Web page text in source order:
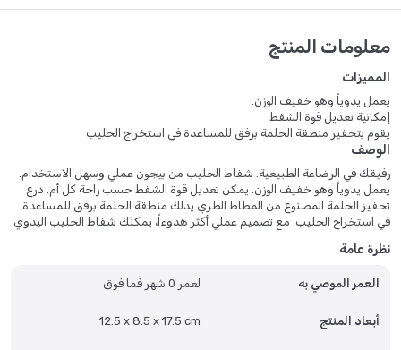
معلومات المنتج
المميزات
يعمل يدوياً وهو خفيف الوزن.
إمكانية تعديل قوة الشفط
يقوم بتحفيز منطقة الحلمة برفق للمساعدة في استخراج الحليب
الوصف
رفيقك في الرضاعة الطبيعية. شفاط الحليب من بيجون عملي وسهل الاستخدام.
يعمل يدوياً وهو خفيف الوزن. يمكن تعديل قوة الشفط حسب راحة كل أم. درع
تحفيز الحلمة المصنوع من المطاط الطري يدلك منطقة الحلمة برفق للمساعدة
في استخراج الحليب. مع تصميم عملي أكثر هدوءاً، يمكنّك شفاط الحليب اليدوي
وخالي من BPA.
نظرة عامة
العمر الموصي به لعمر 0 شهر فما فوق
أبعاد المنتج 12.5 x 8.5 x 17.5 cm